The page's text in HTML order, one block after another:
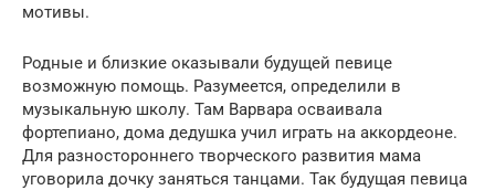
мотивы.
Родные и близкие оказывали будущей певице
возможную помощь. Разумеется, определили в
музыкальную школу. Там Варвара осваивала
фортепиано, дома дедушка учил играть на аккордеоне.
Для разностороннего творческого развития мама
уговорила дочку заняться танцами. Так будущая певица